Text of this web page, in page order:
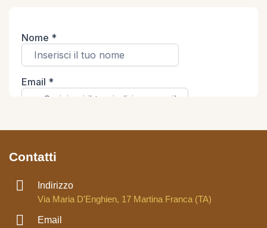
Contatti
Indirizzo
Via Maria D'Enghien, 17 Martina Franca (TA)
Email